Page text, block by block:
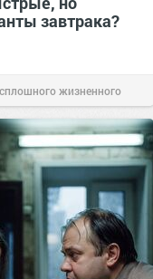
завтрака?
жизненного